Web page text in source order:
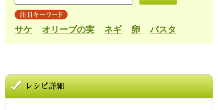
サケ オリーブの実 ネギ 卵 パスタ